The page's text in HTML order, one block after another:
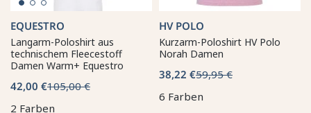
EQUESTRO
Langarm-Poloshirt aus
technischem Fleecestoff
Damen Warm+ Equestro
42,00 €105,00 €
2 Farben
HV POLO
Kurzarm-Poloshirt HV Polo
Norah Damen
38,22 €59,95 €
6 Farben